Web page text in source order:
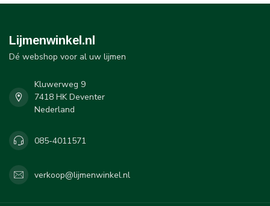
Lijmenwinkel.nl
Dé webshop voor al uw lijmen
Kluwerweg 9
7418 HK Deventer
Nederland
085-4011571
verkoop@lijmenwinkel.nl